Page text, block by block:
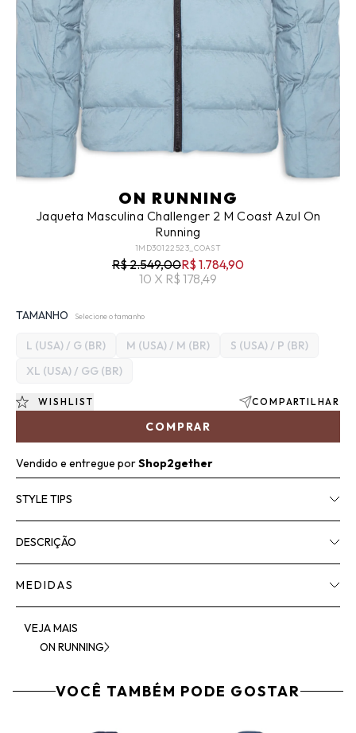
ON RUNNING
Jaqueta Masculina Challenger 2 M Coast Azul On
Running
1MD30122523_COAST
R$ 2.549,00R$ 1.784,90
10 X R$ 178,49
TAMANHO Selecione o tamanho
L (USA) / G (BR) M (USA) / M (BR)
S (USA) / P (BR)
XL (USA) / GG (BR)
COMPRAR
WISHLIST COMPARTILHAR
Vendido e entregue porShop2gether
STYLE TIPS
DESCRIÇÃO
MEDIDAS
VEJA MAIS
ON RUNNING
VOCÊ TAMBÉM PODE GOSTAR